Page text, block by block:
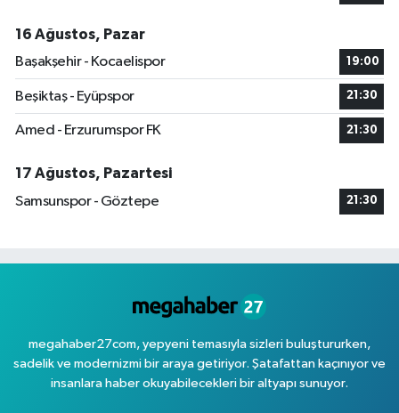
16 Ağustos, Pazar
Başakşehir - Kocaelispor
19:00
Beşiktaş - Eyüpspor 21:30
Amed - Erzurumspor FK 21:30
17 Ağustos, Pazartesi
Samsunspor - Göztepe
21:30
megahaber27com, yepyeni temasıyla sizleri buluştururken,
sadelik ve modernizmi bir araya getiriyor. Şatafattan kaçınıyor ve
insanlara haber okuyabilecekleri bir altyapı sunuyor.